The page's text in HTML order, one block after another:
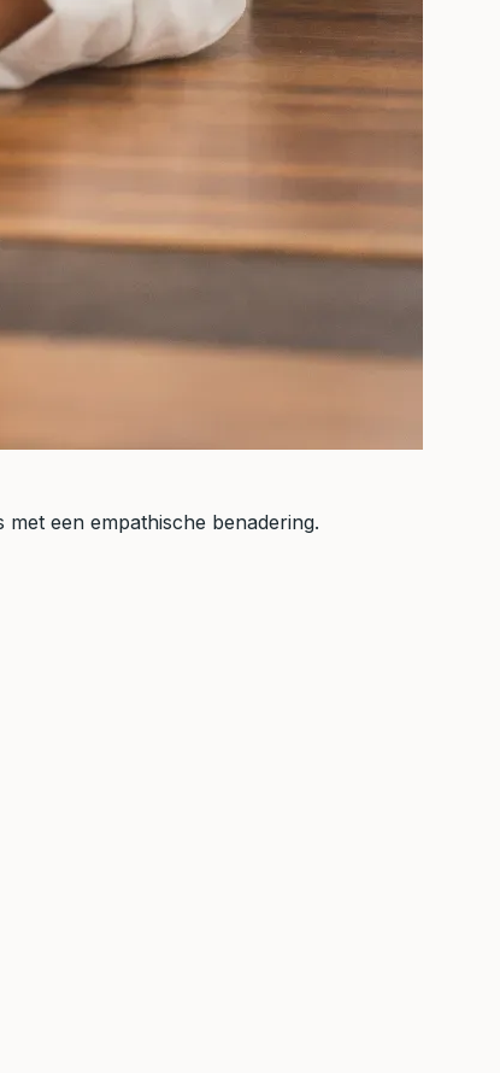
een empathische benadering.